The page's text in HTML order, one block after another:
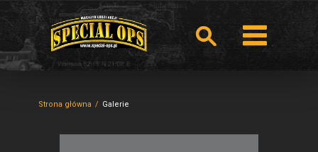
Strona główna Galerie